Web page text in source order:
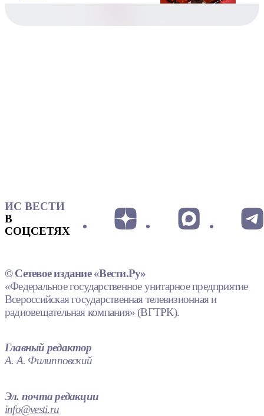
ИС ВЕСТИ
В
СОЦСЕТЯХ
© Сетевое издание «Вести.Ру»
«Федеральное государственное унитарное предприятие
Всероссийская государственная телевизионная и
радиовещательная компания» (ВГТРК).
Главный редактор
А. А. Филипповский
Эл. почта редакции
info@vesti.ru